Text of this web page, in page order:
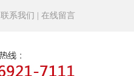
| 在线留言
联系我们